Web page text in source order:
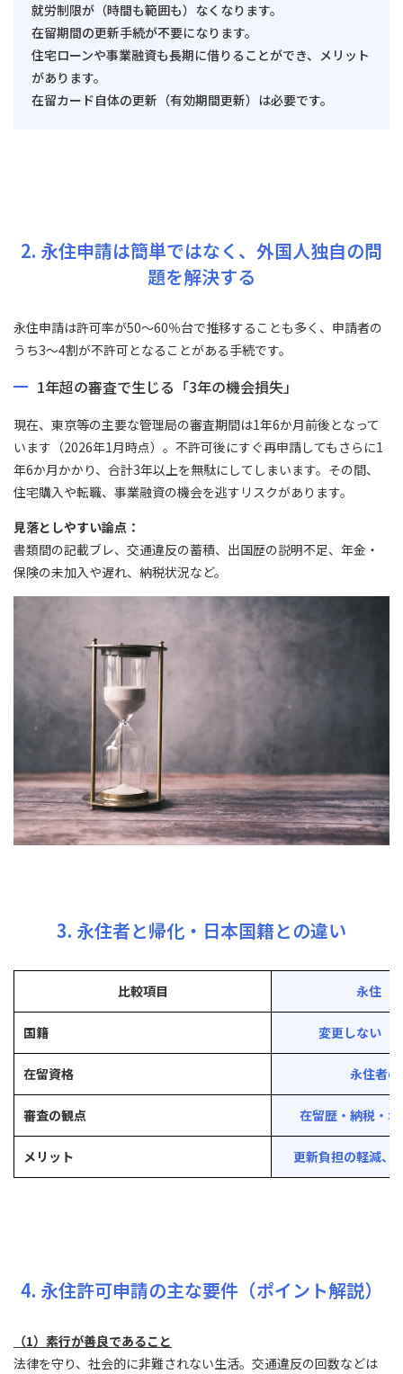
就労制限が（時間も範囲も）なくなります。
在留期間の更新手続が不要になります。
住宅ローンや事業融資も長期に借りることができ、メリット
があります。
在留カード自体の更新（有効期間更新）は必要です。
2. 永住申請は簡単ではなく、外国人独自の問
題を解決する
永住申請は許可率が50〜60％台で推移することも多く、申請者の
うち3〜4割が不許可となることがある手続です。
1年超の審査で生じる「3年の機会損失」
現在、東京等の主要な管理局の審査期間は1年6か月前後となって
います（2026年1月時点）。不許可後にすぐ再申請してもさらに1
年6か月かかり、合計3年以上を無駄にしてしまいます。その間、
住宅購入や転職、事業融資の機会を逃すリスクがあります。
見落としやすい論点：
書類間の記載ブレ、交通違反の蓄積、出国歴の説明不足、年金・
保険の未加入や遅れ、納税状況など。
3. 永住者と帰化・日本国籍との違い
比較項目 永住（
国籍 変更しない（
在留資格 永住者
審査の観点 在留歴・納税・
メリット 更新負担の軽減、
4. 永住許可申請の主な要件（ポイント解説）
（1）素行が善良であること
法律を守り、社会的に非難されない生活。交通違反の回数などは